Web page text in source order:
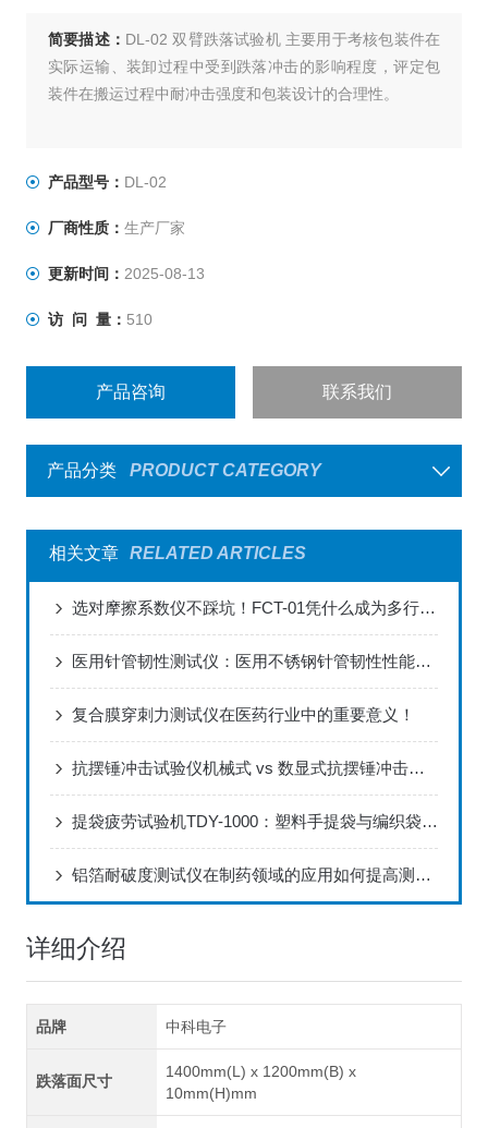
简要描述： DL-02 双臂跌落试验机 主要用于考核包装件在
实际运输、装卸过程中受到跌落冲击的影响程度，评定包
装件在搬运过程中耐冲击强度和包装设计的合理性。
产品型号： DL-02
厂商性质： 生产厂家
更新时间： 2025-08-13
访 问 量： 510
产品咨询 联系我们
产品分类 PRODUCT CATEGORY
相关文章 RELATED ARTICLES
选对摩擦系数仪不踩坑！FCT-01凭什么成为多行业选择？
医用针管韧性测试仪：医用不锈钢针管韧性性能标准化检测设备
复合膜穿刺力测试仪在医药行业中的重要意义！
抗摆锤冲击试验仪机械式 vs 数显式抗摆锤冲击仪精度对比
提袋疲劳试验机TDY-1000：塑料手提袋与编织袋耐疲劳性能测试方法
铝箔耐破度测试仪在制药领域的应用如何提高测试效率？
详细介绍
品牌 中科电子
跌落面尺寸
1400mm(L) x 1200mm(B) x
10mm(H)mm